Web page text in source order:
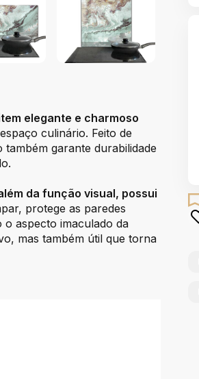
elegante e charmoso
culinário. Feito de
garante durabilidade
da função visual, possui
protege as paredes
o aspecto imaculado da
mas também útil que torna